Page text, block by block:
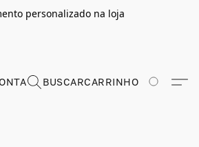
personalizado na loja
BUSCARCARRINHO